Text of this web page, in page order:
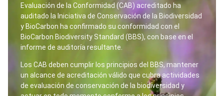
Evaluación de la Conformidad (CAB) acreditado ha
auditado la Iniciativa de Conservación de la Biodiversidad
y BioCarbon ha confirmado su conformidad con el
BioCarbon Biodiversity Standard (BBS), con base en el
informe de auditoría resultante.
Los CAB deben cumplir los principios del BBS, mantener
un alcance de acreditación válido que cubra actividades
de evaluación de conservación de la biodiversidad y